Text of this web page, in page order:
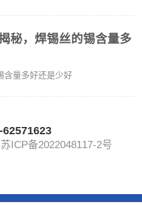
秘，焊锡丝的锡含量多
含量多好还是少好
62571623
ICP备2022048117-2号